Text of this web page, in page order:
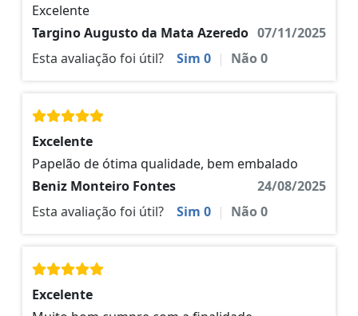
Excelente
Targino Augusto da Mata Azeredo 07/11/2025
Esta avaliação foi útil?
Sim 0 | Não0
Excelente
Papelão de ótima qualidade, bem embalado
Beniz Monteiro Fontes
24/08/2025
Esta avaliação foi útil?
Sim 0 | Não0
Excelente